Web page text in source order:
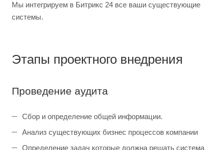
Мы интегрируем в Битрикс 24 все ваши существующие
системы.
Этапы проектного внедрения
Проведение аудита
Сбор и определение общей информации.
Анализ существующих бизнес процессов компании
Определение задач которые должна решать система